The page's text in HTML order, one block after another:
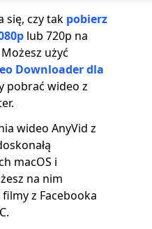
się, czy tak pobierz
lub 720p na
użyć
Downloader dla
pobrać wideo z
wideo AnyVid z
macOS i
na nim
z Facebooka